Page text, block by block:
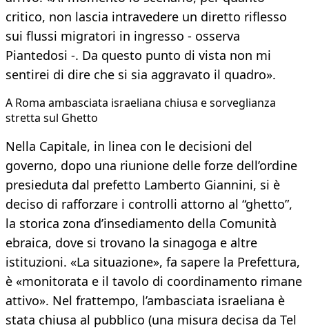
critico, non lascia intravedere un diretto riflesso
sui flussi migratori in ingresso - osserva
Piantedosi -. Da questo punto di vista non mi
sentirei di dire che si sia aggravato il quadro».
A Roma ambasciata israeliana chiusa e sorveglianza
stretta sul Ghetto
​Nella Capitale, in linea con le decisioni del
governo, dopo una riunione delle forze dell’ordine
presieduta dal prefetto Lamberto Giannini, si è
deciso di rafforzare i controlli attorno al “ghetto”,
la storica zona d’insediamento della Comunità
ebraica, dove si trovano la sinagoga e altre
istituzioni. «La situazione», fa sapere la Prefettura,
è «monitorata e il tavolo di coordinamento rimane
attivo». Nel frattempo, l’ambasciata israeliana è
stata chiusa al pubblico (una misura decisa da Tel